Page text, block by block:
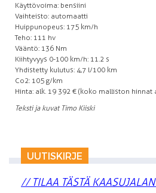
Käyttövoima: bensiini
Vaihteisto: automaatti
Huippunopeus: 175 km/h
Teho: 111 hv
Vääntö: 136 Nm
Kiihtyvyys 0-100 km/h: 11.2 s
Yhdistetty kulutus: 4,7 l/100 km
Co2: 105 g/km
Hinta: alk. 19 392 € (koko malliston hinnat
Teksti ja kuvat Timo Kiiski
UUTISKIRJE
// TILAA TÄSTÄ